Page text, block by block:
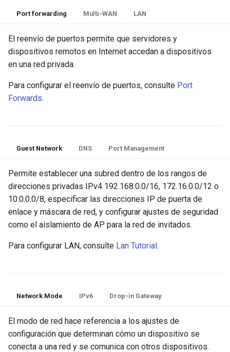
Port forwarding Multi-WAN LAN
El reenvío de puertos permite que servidores y
dispositivos remotos en Internet accedan a dispositivos
en una red privada.
Para configurar el reenvío de puertos, consulte Port
Forwards.
Guest Network DNS Port Management
Permite establecer una subred dentro de los rangos de
direcciones privadas IPv4 192.168.0.0/16, 172.16.0.0/12 o
10.0.0.0/8, especificar las direcciones IP de puerta de
enlace y máscara de red, y configurar ajustes de seguridad
como el aislamiento de AP para la red de invitados.
Para configurar LAN, consulte Lan Tutorial.
Network Mode IPv6 Drop-in Gateway
El modo de red hace referencia a los ajustes de
configuración que determinan cómo un dispositivo se
conecta a una red y se comunica con otros dispositivos.